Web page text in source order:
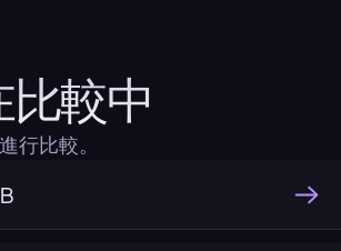
較中
比較。